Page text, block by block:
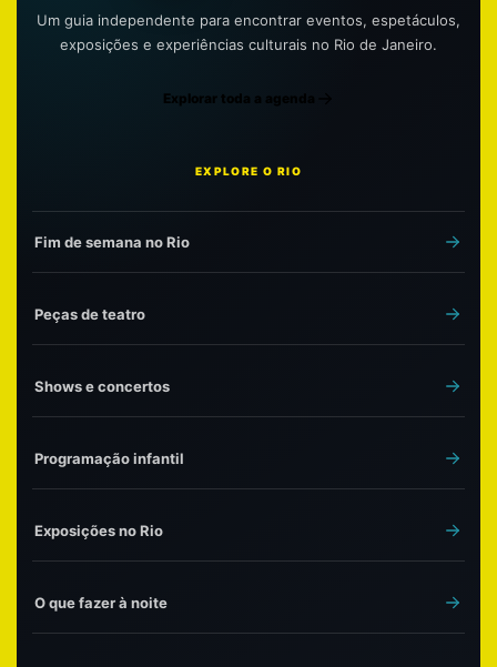
Um guia independente para encontrar eventos, espetáculos,
exposições e experiências culturais no Rio de Janeiro.
Explorar toda a agenda
EXPLORE O RIO
Fim de semana no Rio
Peças de teatro
Shows e concertos
Programação infantil
Exposições no Rio
O que fazer à noite